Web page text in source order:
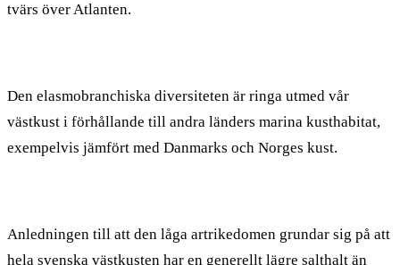
tvärs över Atlanten.
Den elasmobranchiska diversiteten är ringa utmed vår
västkust i förhållande till andra länders marina kusthabitat,
exempelvis jämfört med Danmarks och Norges kust.
Anledningen till att den låga artrikedomen grundar sig på att
hela svenska västkusten har en generellt lägre salthalt än